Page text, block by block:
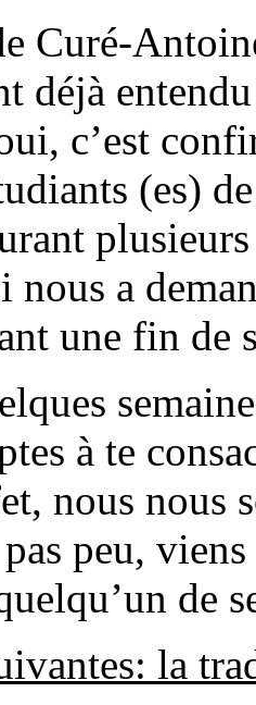
Curé-
déjà
c’est
(es)
nous a
une fin de
à te
nous nous
pas peu,
de
la